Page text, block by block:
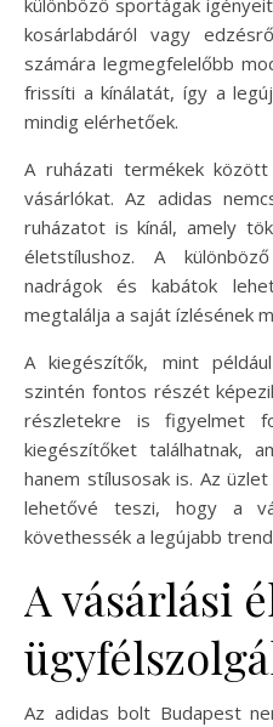
kosárlabdáról vagy
számára legmegfelelőbb
frissíti a kínálatát, így a
mindig elérhetőek.
A ruházati termékek
vásárlókat. Az adidas
ruházatot is kínál, amely
életstílushoz. A
nadrágok és kabátok
megtalálja a saját ízlésének
A kiegészítők, mint
szintén fontos részét
részletekre is figyelmet
kiegészítőket találhatnak,
hanem stílusosak is. Az
lehetővé teszi, hogy a
követhessék a legújabb
A vásárlási
Az adidas bolt Budapest